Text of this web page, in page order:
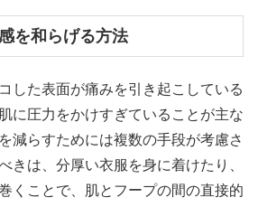
を和らげる方法
した表面が痛みを引き起こしている
に圧力をかけすぎていることが主な
減らすためには複数の手段が考慮さ
きは、分厚い衣服を身に着けたり、
くことで、肌とフープの間の直接的